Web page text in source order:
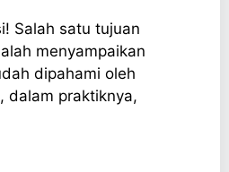
Salah satu tujuan
menyampaikan
dipahami oleh
dalam praktiknya,